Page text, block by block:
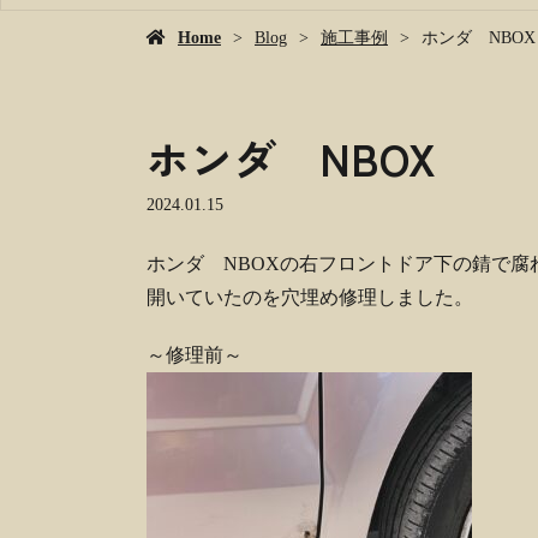
Home Blog 施工事例 ホンダ NBOX
ホンダ NBOX
2024.01.15
ホンダ NBOXの右フロントドア下の錆で腐
開いていたのを穴埋め修理しました。
～修理前～